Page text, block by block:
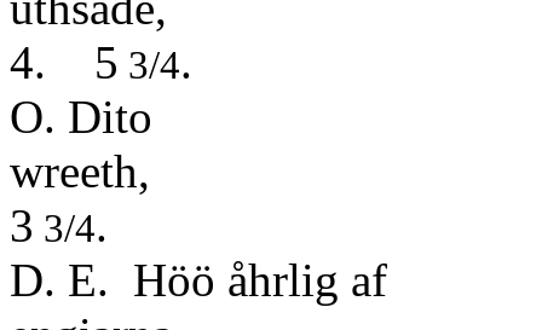
4. 5 3/4.
O. Dito
3 3/4.
D. E. Höö åhrlig af